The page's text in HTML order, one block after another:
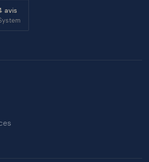
avis